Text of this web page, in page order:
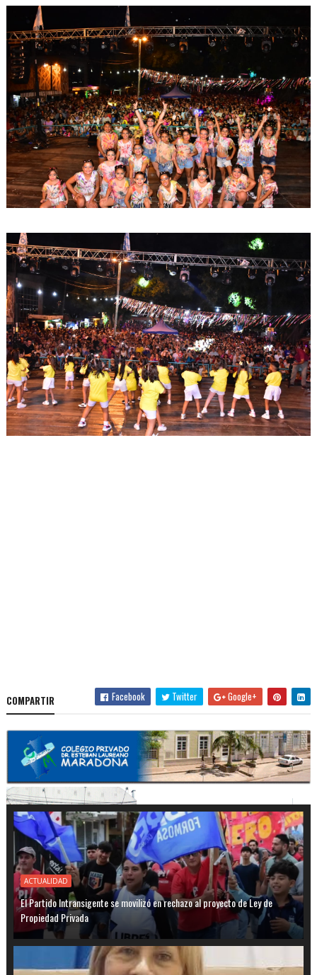
COMPARTIR Facebook Twitter Google+
ACTUALIDAD
El Partido Intransigente se movilizó en rechazo al proyecto de Ley de
Propiedad Privada